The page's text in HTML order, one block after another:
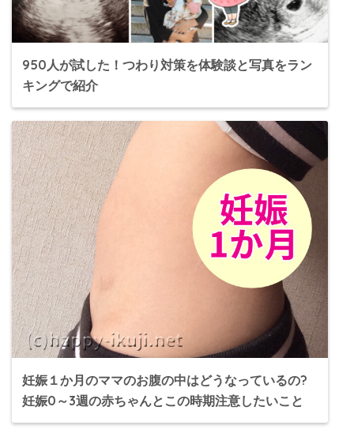
950人が試した！つわり対策を体験談と写真をラン
キングで紹介
妊娠１か月のママのお腹の中はどうなっているの?
妊娠0～3週の赤ちゃんとこの時期注意したいこと